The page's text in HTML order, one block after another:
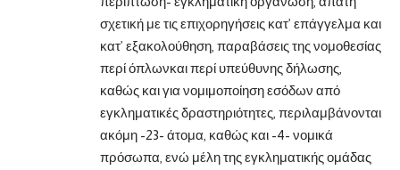
σχετική με τις επιχορηγήσεις κατ’ επάγγελμα και
κατ’ εξακολούθηση, παραβάσεις της νομοθεσίας
περί όπλωνκαι περί υπεύθυνης δήλωσης,
καθώς και για νομιμοποίηση εσόδων από
εγκληματικές δραστηριότητες, περιλαμβάνονται
ακόμη -23- άτομα, καθώς και -4- νομικά
πρόσωπα, ενώ μέλη της εγκληματικής ομάδας